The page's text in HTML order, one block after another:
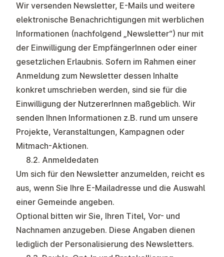
Wir versenden Newsletter, E-Mails und weitere
elektronische Benachrichtigungen mit werblichen
Informationen (nachfolgend „Newsletter“) nur mit
der Einwilligung der EmpfängerInnen oder einer
gesetzlichen Erlaubnis. Sofern im Rahmen einer
Anmeldung zum Newsletter dessen Inhalte
konkret umschrieben werden, sind sie für die
Einwilligung der NutzererInnen maßgeblich. Wir
senden Ihnen Informationen z.B. rund um unsere
Projekte, Veranstaltungen, Kampagnen oder
Mitmach-Aktionen.
8.2. Anmeldedaten
Um sich für den Newsletter anzumelden, reicht es
aus, wenn Sie Ihre E-Mailadresse und die Auswahl
einer Gemeinde angeben.
Optional bitten wir Sie, Ihren Titel, Vor- und
Nachnamen anzugeben. Diese Angaben dienen
lediglich der Personalisierung des Newsletters.